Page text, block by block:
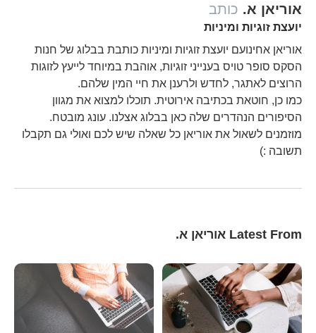
אוריאן א. כותב
יועצת זוגיות ומיניות
אוריאן אחינועם יועצת זוגיות ומיניות כותבת בבלוג של חנות
הסקס סופר טויס בענייני זוגיות, אוהבת במיוחד לייעץ לזוגות
הרוצים לאתגר, לחדש ולרענן את חיי המין שלהם.
כמו כן, חוטאת בכתיבה אירוטית. תוכלו למצוא את מגוון
הסיפורים הנהדרים שלה כאן בבלוג אצלנו. עונג מובטח.
מוזמנים לשאול את אוריאן כל שאלה שיש לכם ואולי גם תקבלו
תשובה :)
Latest From אוריאן א.